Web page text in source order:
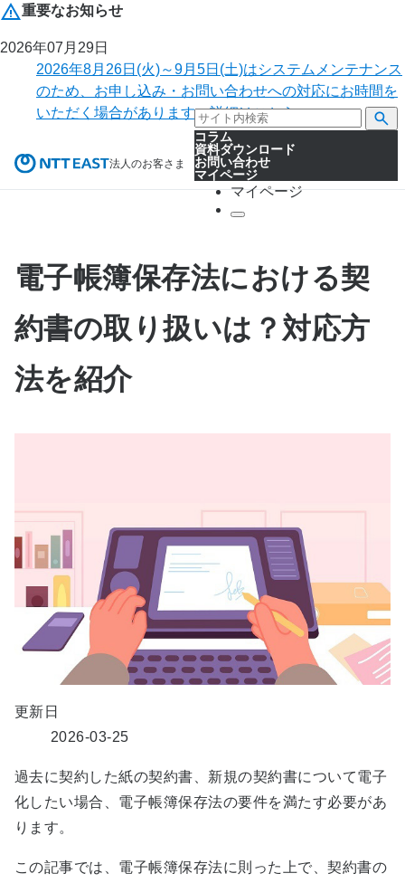
重要なお知らせ
2026年07月29日
2026年8月26日(火)～9月5日(土)はシステムメンテナンス
のため、お申し込み・お問い合わせへの対応にお時間を
いただく場合があります。詳細はこちら。
法人のお客さま
コラム
資料ダウンロード
お問い合わせ
マイページ
マイページ
電子帳簿保存法における契
約書の取り扱いは？対応方
法を紹介
更新日
2026-03-25
過去に契約した紙の契約書、新規の契約書について電子
化したい場合、電子帳簿保存法の要件を満たす必要があ
ります。
この記事では、電子帳簿保存法に則った上で、契約書の